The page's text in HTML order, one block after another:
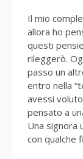
Il mio
allora ho
questi
rileggerò.
passo un
entro nella
avessi
pensato a
Una signora
con qualche